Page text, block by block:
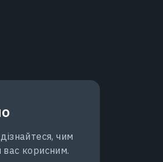
чим
корисним.